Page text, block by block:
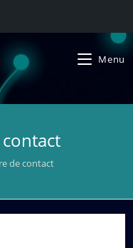
Menu
de contact